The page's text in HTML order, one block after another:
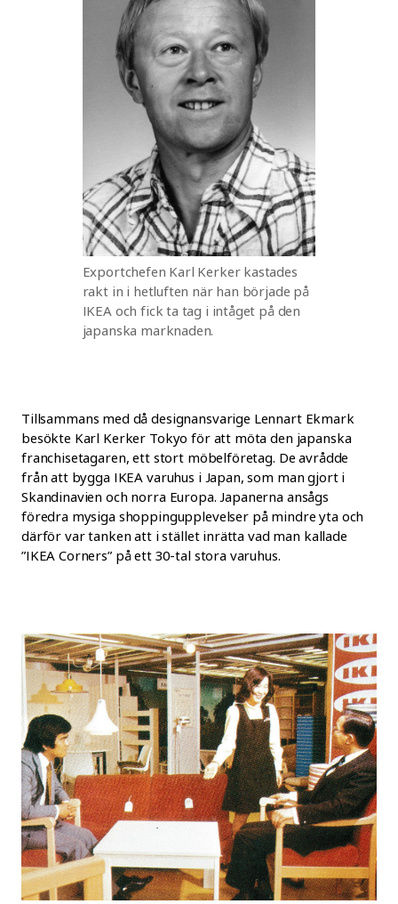
Exportchefen Karl Kerker kastades
rakt in i hetluften när han började på
IKEA och fick ta tag i intåget på den
japanska marknaden.
Tillsammans med då designansvarige Lennart Ekmark
besökte Karl Kerker Tokyo för att möta den japanska
franchisetagaren, ett stort möbelföretag. De avrådde
från att bygga IKEA varuhus i Japan, som man gjort i
Skandinavien och norra Europa. Japanerna ansågs
föredra mysiga shoppingupplevelser på mindre yta och
därför var tanken att i stället inrätta vad man kallade
”IKEA Corners” på ett 30-tal stora varuhus.